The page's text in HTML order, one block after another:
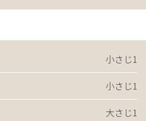
小さじ1
小さじ1
大さじ1